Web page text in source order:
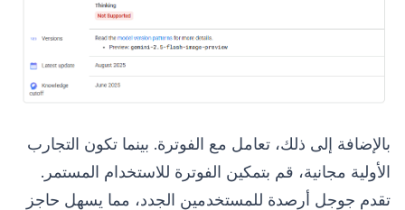
بالإضافة إلى ذلك، تعامل مع الفوترة. بينما تكون التجارب
الأولية مجانية، قم بتمكين الفوترة للاستخدام المستمر.
تقدم جوجل أرصدة للمستخدمين الجدد، مما يسهل حاجز